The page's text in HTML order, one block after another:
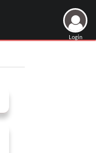
Login